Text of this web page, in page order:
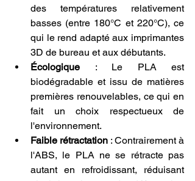
des températures relativement
basses (entre 180°C et 220°C), ce
qui le rend adapté aux imprimantes
3D de bureau et aux débutants.
Écologique : Le PLA est
biodégradable et issu de matières
premières renouvelables, ce qui en
fait un choix respectueux de
l'environnement.
Faible rétractation : Contrairement à
l'ABS, le PLA ne se rétracte pas
autant en refroidissant, réduisant